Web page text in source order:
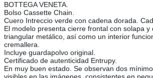
BOTTEGA VENETA.
Bolso Cassette Chain.
Cuero Intreccio verde con cadena dorada.
El modelo presenta cierre frontal con solapa y
triangular metálico, así como un interior
cremallera.
Incluye guardapolvo original.
Certificado de autenticidad Entrupy.
En muy buen estado. Se observan dos